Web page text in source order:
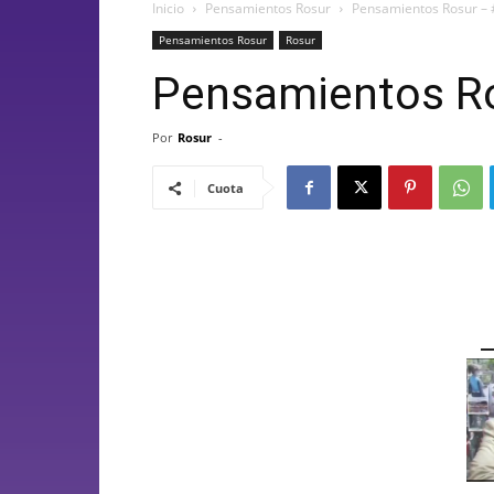
Inicio Pensamientos Rosur Pensamientos Rosur
Pensamientos Rosur Rosur
Pensamientos
Por Rosur -
Cuota